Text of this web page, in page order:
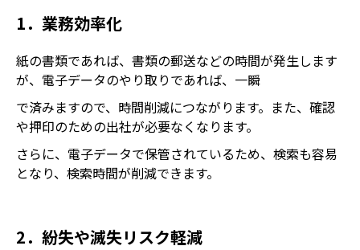
1．業務効率化
紙の書類であれば、書類の郵送などの時間が発生します
が、電子データのやり取りであれば、一瞬
で済みますので、時間削減につながります。また、確認
や押印のための出社が必要なくなります。
さらに、電子データで保管されているため、検索も容易
となり、検索時間が削減できます。
2．紛失や滅失リスク軽減